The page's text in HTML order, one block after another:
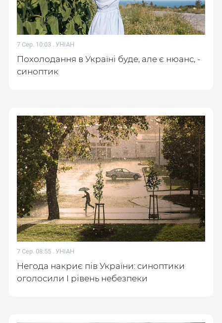
7 Сер. 10:03 . УНІАН
Похолодання в Україні буде, але є нюанс, -
синоптик
7 Сер. 08:55 . УНІАН
Негода накриє пів України: синоптики
оголосили І рівень небезпеки